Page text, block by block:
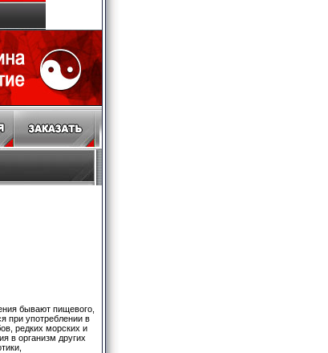
бывают пищевого,
при употреблении в
редких морских и
в организм других